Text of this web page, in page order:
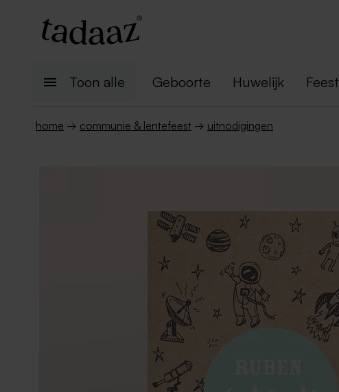
Toon alle Geboorte Huwelijk Feest
home → communie & lentefeest → uitnodigingen